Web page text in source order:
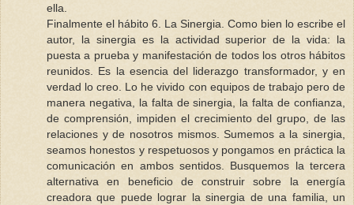
ella.
Finalmente el hábito 6. La Sinergia. Como bien lo escribe el
autor, la sinergia es la actividad superior de la vida: la
puesta a prueba y manifestación de todos los otros hábitos
reunidos. Es la esencia del liderazgo transformador, y en
verdad lo creo. Lo he vivido con equipos de trabajo pero de
manera negativa, la falta de sinergia, la falta de confianza,
de comprensión, impiden el crecimiento del grupo, de las
relaciones y de nosotros mismos. Sumemos a la sinergia,
seamos honestos y respetuosos y pongamos en práctica la
comunicación en ambos sentidos. Busquemos la tercera
alternativa en beneficio de construir sobre la energía
creadora que puede lograr la sinergia de una familia, un